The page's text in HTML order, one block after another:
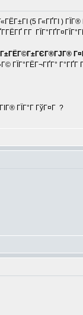
(5 Г«ГҐГІ )
Г­Г
ГЇГ°ГЁГ¬ГҐГ°
ГЇГ°Г ГўГ¤Г ?